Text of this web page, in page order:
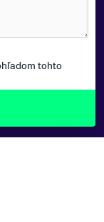
tohto